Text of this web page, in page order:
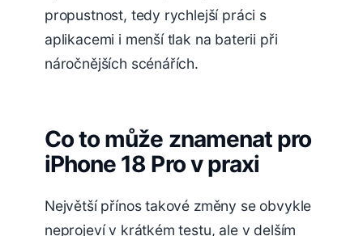
propustnost, tedy rychlejší práci s
aplikacemi i menší tlak na baterii při
náročnějších scénářích.
Co to může znamenat pro
iPhone 18 Pro v praxi
Největší přínos takové změny se obvykle
neprojeví v krátkém testu, ale v delším